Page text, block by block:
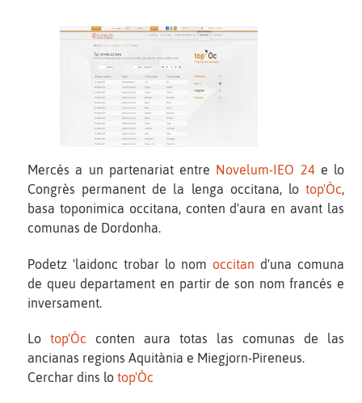
Mercés a un partenariat entre Novelum-IEO 24e lo
Congrès permanent de la lenga occitana, lo top'Òc,
basa toponimica occitana, conten d'aura en avant las
comunas de Dordonha.
Podetz 'laidonc trobar lo nom occitan d'una comuna
de queu departament en partir de son nom francés e
inversament.
Lo top'Òc conten aura totas las comunas de las
ancianas regions Aquitània e Miegjorn-Pireneus.
Cerchar dins lo top'Òc